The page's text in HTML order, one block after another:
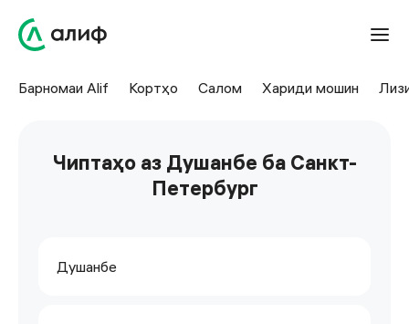
Барномаи Alif Кортҳо Салом Хариди мошин
Чиптаҳо аз Душанбе ба Санкт-
Петербург
Душанбе